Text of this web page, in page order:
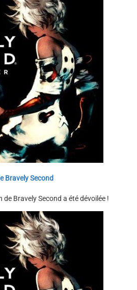
Bravely Second
Bravely Second a été dévoilée !